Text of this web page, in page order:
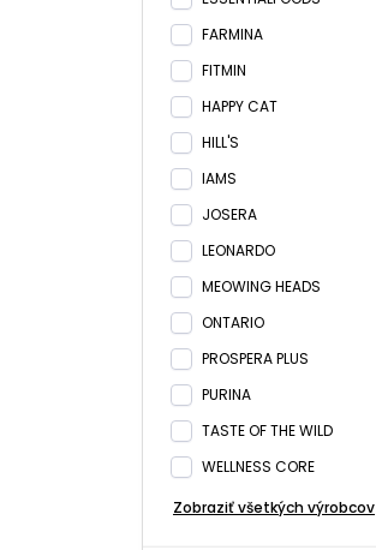
FARMINA
FITMIN
HAPPY CAT
HILL'S
IAMS
JOSERA
LEONARDO
MEOWING HEADS
ONTARIO
PROSPERA PLUS
PURINA
TASTE OF THE WILD
WELLNESS CORE
Zobraziť všetkých výrobcov